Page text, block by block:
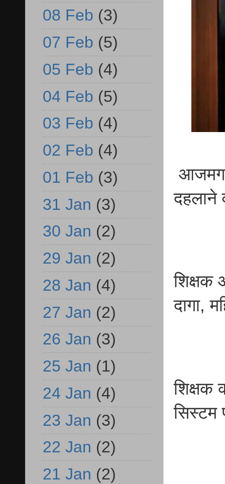
दहलाने
शिक्षक
दागा,
शिक्षक
सिस्टम
08 Feb (3)
07 Feb (5)
05 Feb (4)
04 Feb (5)
03 Feb (4)
02 Feb (4)
01 Feb (3)
31 Jan (3)
30 Jan (2)
29 Jan (2)
28 Jan (4)
27 Jan (2)
26 Jan (3)
25 Jan (1)
24 Jan (4)
23 Jan (3)
22 Jan (2)
21 Jan (2)